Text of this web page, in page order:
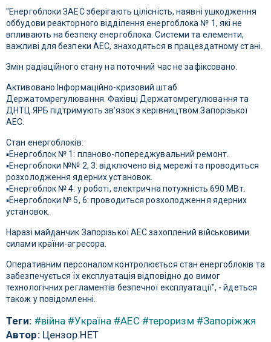
"Енергоблоки ЗАЕС зберігають цілісність, наявні ушкодження
оббудови реакторного відділення енергоблока № 1, які не
впливають на безпеку енергоблока. Системи та елементи,
важливі для безпеки АЕС, знаходяться в працездатному стані.
Змін радіаційного стану на поточний час не зафіксовано.
Активовано Інформаційно-кризовий штаб
Держатомрегулювання. Фахівці Держатомрегулювання та
ДНТЦ ЯРБ підтримують зв’язок з керівництвом Запорізької
АЕС.
Стан енергоблоків:
▪️Енергоблок № 1: планово-попереджувальний ремонт.
▪️Енергоблоки №№ 2, 3: відключено від мережі та проводиться
розхолодження ядерних установок.
▪️Енергоблок № 4: у роботі, електрична потужність 690 МВт.
▪️Енергоблоки № 5, 6: проводиться розхолодження ядерних
установок.
Наразі майданчик Запорізької АЕС захоплений військовими
силами країни-агресора.
Оперативним персоналом контролюється стан енергоблоків та
забезпечується їх експлуатація відповідно до вимог
технологічних регламентів безпечної експлуатації", - йдеться
також у повідомленні.
Теги: #війна #Україна #АЕС #тероризм #Запоріжжя
Автор:Цензор.НЕТ